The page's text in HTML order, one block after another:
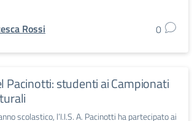
Rossi 0
Pacinotti: studenti ai Campionati
scolastico, l’I.I.S. A. Pacinotti ha partecipato ai